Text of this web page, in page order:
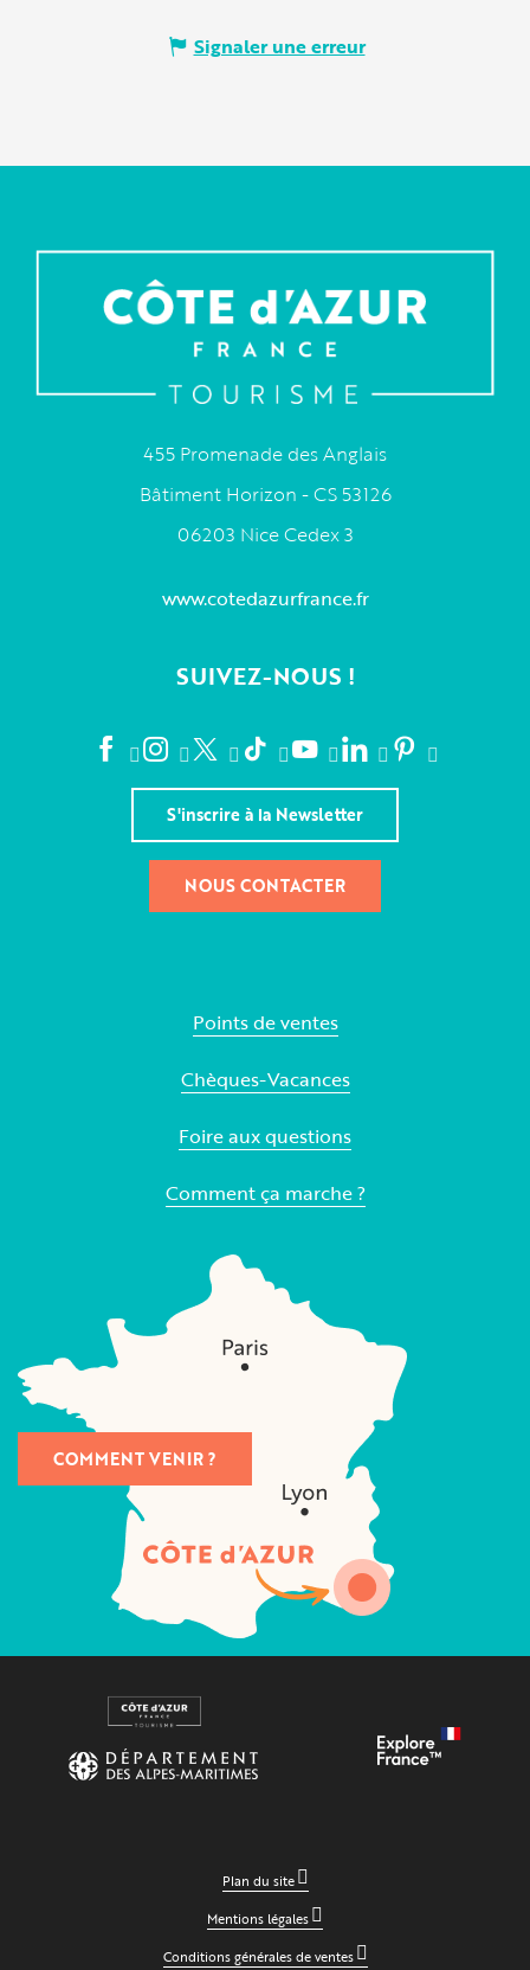
Signaler une erreur
455 Promenade des Anglais
Bâtiment Horizon - CS 53126
06203 Nice Cedex 3
www.cotedazurfrance.fr
SUIVEZ-NOUS !
S'inscrire à la Newsletter
NOUS CONTACTER
Points de ventes
Chèques-Vacances
Foire aux questions
Comment ça marche ?
COMMENT VENIR ?
Plan du site
Mentions légales
Conditions générales de ventes